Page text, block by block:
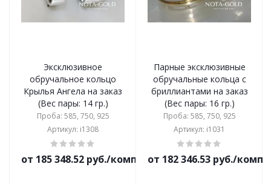
Эксклюзивное
обручальное кольцо
Крылья Ангела на заказ
(Вес пары: 14 гр.)
Проба: 585, 750, 925
Артикул: i1308
от 185 348.52 руб./комплект
Парные эксклюзивные
обручальные кольца с
бриллиантами на заказ
(Вес пары: 16 гр.)
Проба: 585, 750, 925
Артикул: i1031
от 182 346.53 руб./